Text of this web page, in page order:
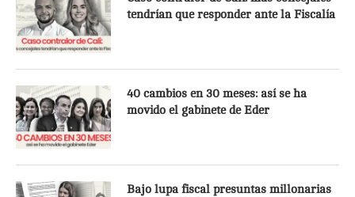
tendrían que responder ante la Fiscalía
40 cambios en 30 meses: así se ha
movido el gabinete de Eder
Bajo lupa fiscal presuntas millonarias